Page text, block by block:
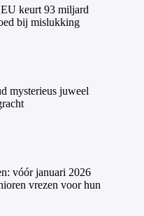
keurt 93 miljard
bij mislukking
mysterieus juweel
vóór januari 2026
vrezen voor hun